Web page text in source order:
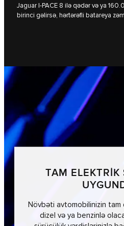
Jaguar I-PACE 8 ilə qədər və ya
birinci gəlirsə, hərtərəfli batareya
TAM ELEKTRİK
Növbəti avtomobilinizin tam
dizel və ya benzinlə